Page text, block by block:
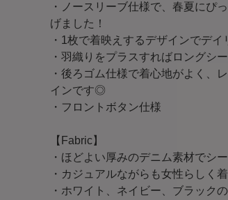
・ノースリーブ仕様で、春夏にぴ
げました！
・1枚で着映えするデザインでデ
・羽織りをプラスすればロングシ
・後ろゴム仕様で着心地がよく、
インです◎
・フロントボタン仕様
【Fabric】
・ほどよい厚みのデニム素材でシ
・カジュアルながらも女性らしく
・ホワイト、ネイビー、ブラック